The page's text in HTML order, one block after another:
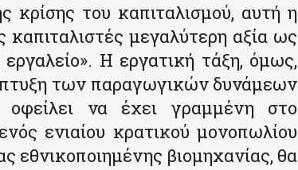
κρίσης του καπιταλισμού, αυτή η
καπιταλιστές μεγαλύτερη αξία ως
Η εργατική τάξη, όμως,
των παραγωγικών δυνάμεων
να έχει γραμμένη στο
ενιαίου κρατικού μονοπωλίου
εθνικοποιημένης βιομηχανίας, θα